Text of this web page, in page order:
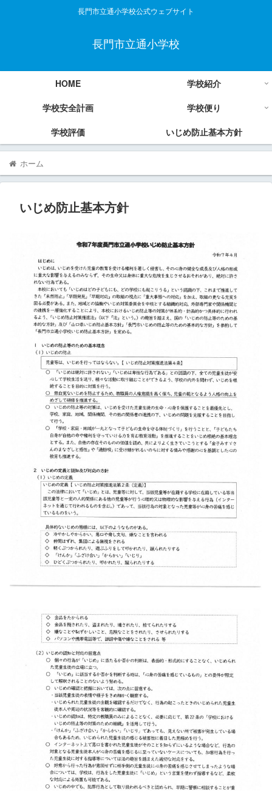
長門市立通小学校公式ウェブサイト
長門市立通小学校
HOME
学校紹介
学校安全計画
学校便り
学校評価
いじめ防止基本方針
ホーム
いじめ防止基本方針